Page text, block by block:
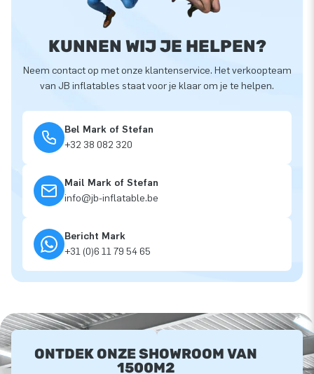
KUNNEN WIJ JE HELPEN?
Neem contact op met onze klantenservice. Het verkoopteam
van JB inflatables staat voor je klaar om je te helpen.
Bel Mark of Stefan
+32 38 082 320
Mail Mark of Stefan
info@jb-inflatable.be
Bericht Mark
+31 (0)6 11 79 54 65
ONTDEK ONZE SHOWROOM VAN
1500M2